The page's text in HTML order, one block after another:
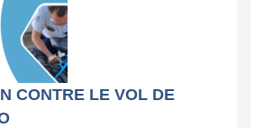
CONTRE LE VOL DE